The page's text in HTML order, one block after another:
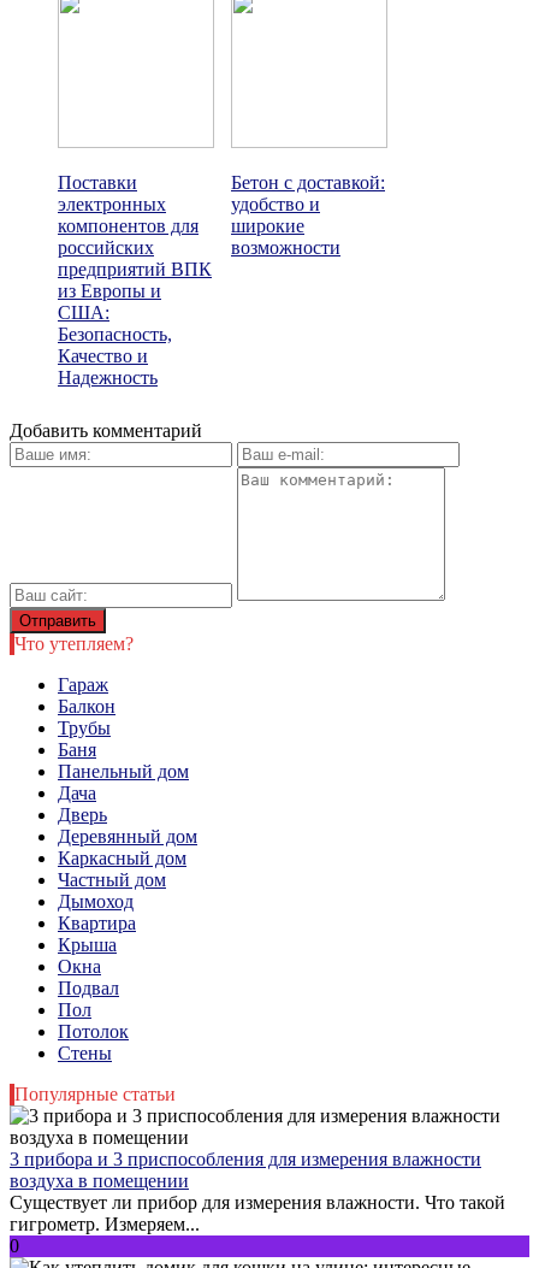
Поставки
электронных
компонентов для
российских
предприятий ВПК
из Европы и
США:
Безопасность,
Качество и
Надежность
Бетон с доставкой:
удобство и
широкие
возможности
Добавить комментарий
Что утепляем?
Гараж
Балкон
Трубы
Баня
Панельный дом
Дача
Дверь
Деревянный дом
Каркасный дом
Частный дом
Дымоход
Квартира
Крыша
Окна
Подвал
Пол
Потолок
Стены
Популярные статьи
3 прибора и 3 приспособления для измерения влажности
воздуха в помещении
Существует ли прибор для измерения влажности. Что такой
гигрометр. Измеряем...
0